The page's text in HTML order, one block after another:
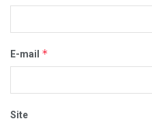
E-mail *
Site